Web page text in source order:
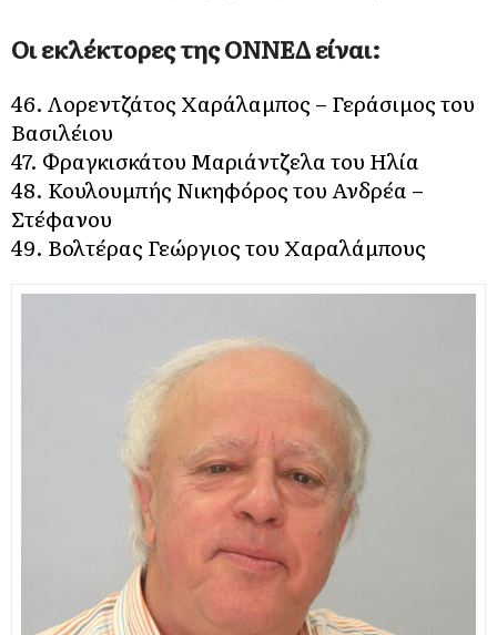
Οι εκλέκτορες της ΟΝΝΕΔ είναι:
46. Λορεντζάτος Χαράλαμπος – Γεράσιμος του
Βασιλέιου
47. Φραγκισκάτου Μαριάντζελα του Ηλία
48. Κουλουμπής Νικηφόρος του Ανδρέα –
Στέφανου
49. Βολτέρας Γεώργιος του Χαραλάμπους